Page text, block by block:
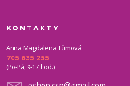
KONTAKTY
Anna Magdalena Tůmová
705 635 255
(Po-Pá, 9-17 hod.)